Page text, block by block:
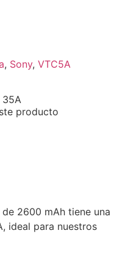
, Sony, VTC5A
35A
producto
de 2600 mAh tiene una
ideal para nuestros